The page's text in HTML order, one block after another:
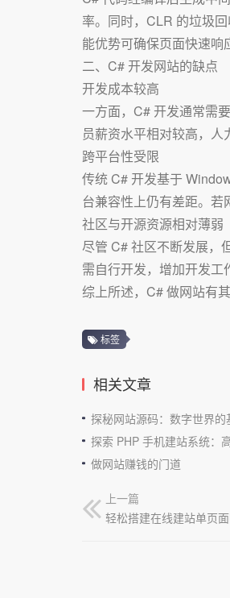
率。同时，CLR 的垃圾
能优势可确保页面快速响
二、C# 开发网站的缺点
开发成本较高
一方面，C# 开发通常需
员薪资水平相对较高，人
跨平台性受限
传统 C# 开发基于
台兼容性上仍有差距。若
社区与开源资源相对薄弱
尽管 C# 社区不断发展，
需自行开发，增加开发工
综上所述，C# 做网站有
标签
相关文章
探秘网站源码：数字世界的
探索 PHP 手机建站系统：
做网站赚钱的门道
上一篇
轻松搭建在线建站单页